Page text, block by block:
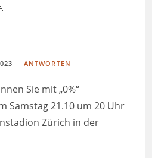
ANTWORTEN
Sie mit „0%“
Samstag 21.10 um 20 Uhr
Zürich in der